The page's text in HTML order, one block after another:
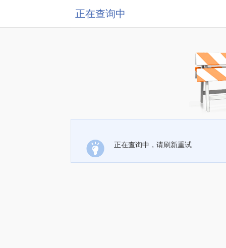
正在查询中
正在查询中，请刷新重试